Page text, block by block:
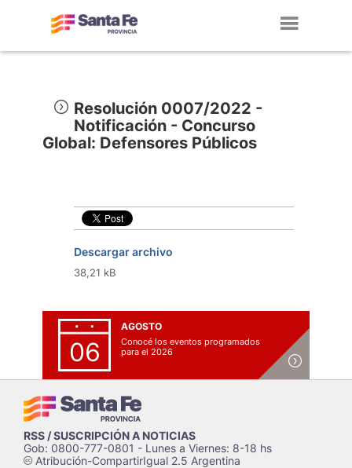
Resolución 0007/2022 -
Notificación - Concurso
Global: Defensores Públicos
Descargar archivo
38,21 kB
06
AGOSTO
Conocé los eventos programados
para el 2026
RSS / SUSCRIPCIÓN A NOTICIAS
Gob: 0800-777-0801 - Lunes a Viernes: 8-18 hs
cAtribución-CompartirIgual 2.5 Argentina